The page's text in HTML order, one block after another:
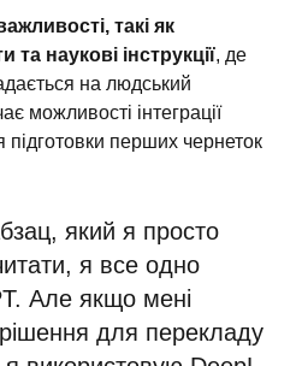
такі як
та наукові інструкції, де
на людський
можливості інтеграції
перших чернеток
який я просто
я все одно
Але якщо мені
для перекладу